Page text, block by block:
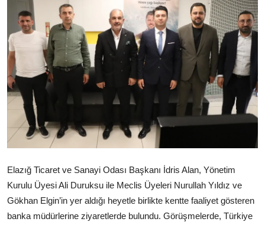
Elazığ Ticaret ve Sanayi Odası Başkanı İdris Alan, Yönetim
Kurulu Üyesi Ali Duruksu ile Meclis Üyeleri Nurullah Yıldız ve
Gökhan Elgin’in yer aldığı heyetle birlikte kentte faaliyet gösteren
banka müdürlerine ziyaretlerde bulundu. Görüşmelerde, Türkiye